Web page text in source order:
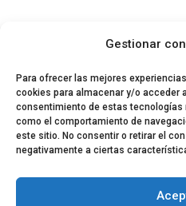
Gestionar
Para ofrecer las mejores
cookies para almacenar y/o acceder
consentimiento de estas tecnologías
como el comportamiento de
este sitio. No consentir o retirar el
negativamente a ciertas